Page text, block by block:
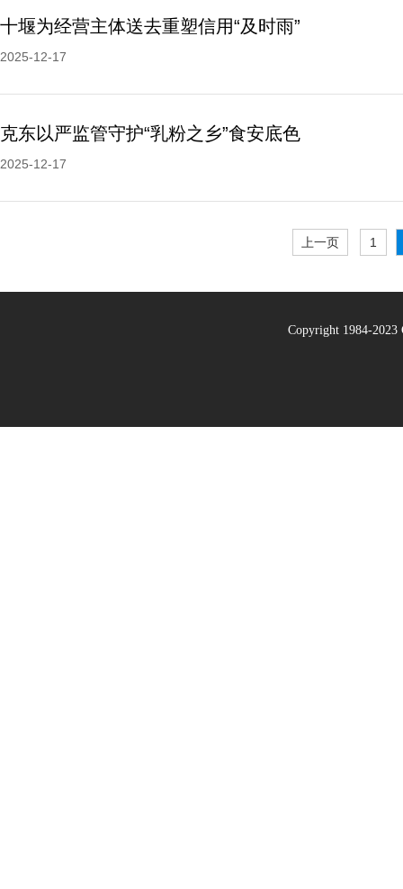
十堰为经营主体送去重塑信用“及时雨”
2025-12-17
克东以严监管守护“乳粉之乡”食安底色
2025-12-17
上一页 1
Copyright 1984-